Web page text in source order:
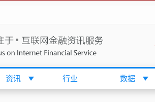
资讯 行业 数据